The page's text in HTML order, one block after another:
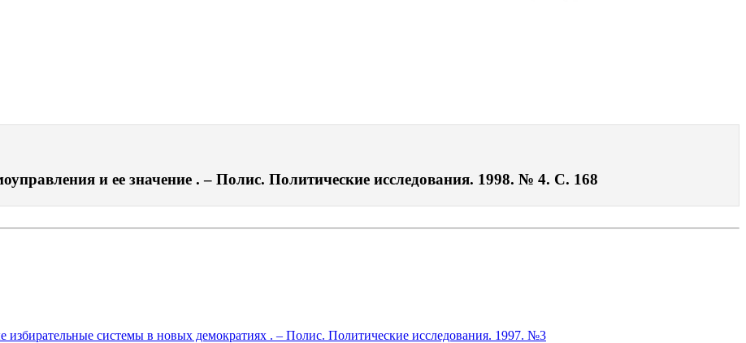
и ее значение . – Полис. Политические исследования. 1998. № 4. С. 168
системы в новых демократиях . – Полис. Политические исследования. 1997. №3